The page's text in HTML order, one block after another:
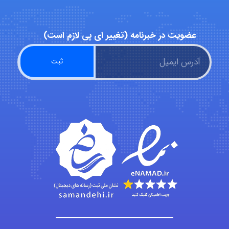
ZAK
vali
fahimeh sheibani
HaddadiMahsa
Niloofar
عضویت در خبرنامه (تغییر ای پی لازم است)